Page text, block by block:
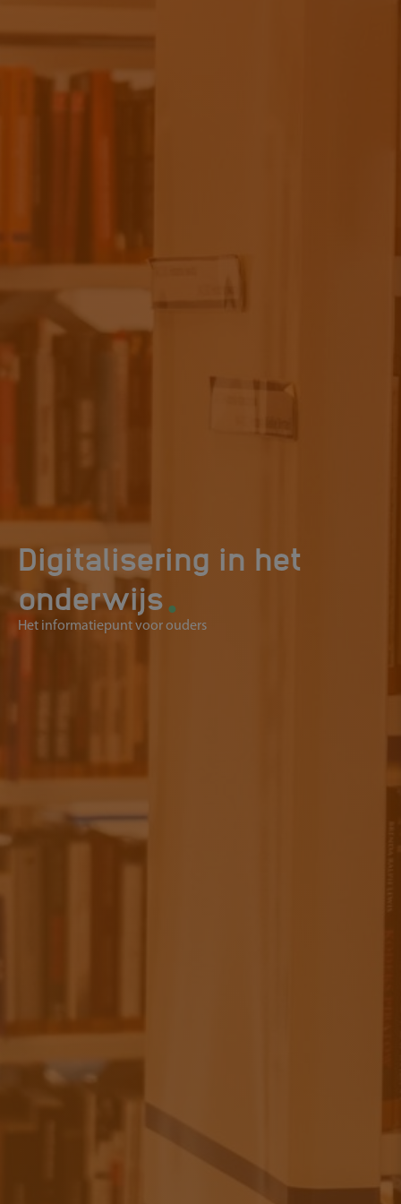
Digitalisering in het
onderwijs.
Het informatiepunt voor ouders